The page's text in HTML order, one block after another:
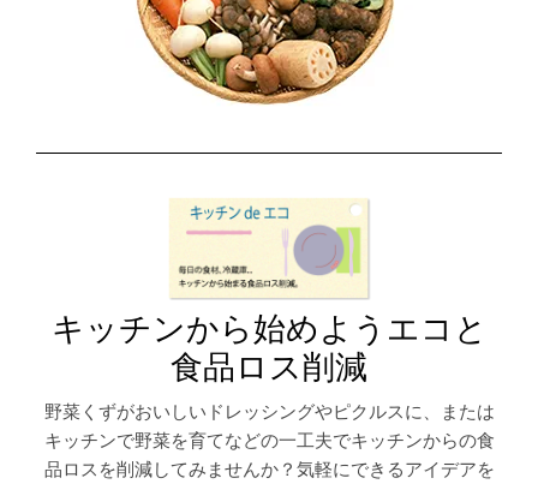
キッチンから始めようエコと
食品ロス削減
野菜くずがおいしいドレッシングやピクルスに、または
キッチンで野菜を育てなどの一工夫でキッチンからの食
品ロスを削減してみませんか？気軽にできるアイデアを